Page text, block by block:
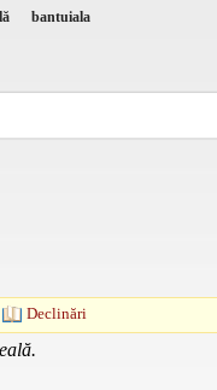
bantuiala
Declinări
eală.